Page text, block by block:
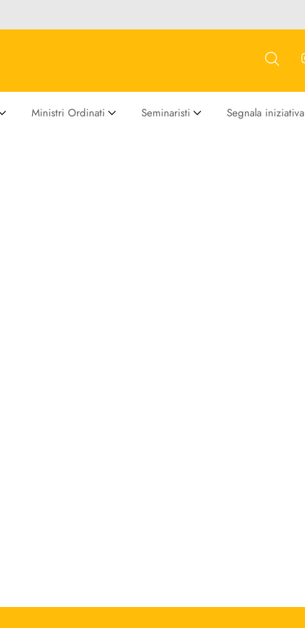
Ministri Ordinati Seminaristi Segnala iniziativa